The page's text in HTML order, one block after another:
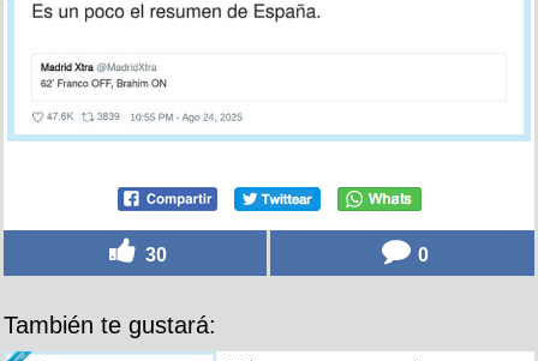
30 0
También te gustará: